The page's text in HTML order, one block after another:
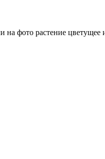
на фото растение